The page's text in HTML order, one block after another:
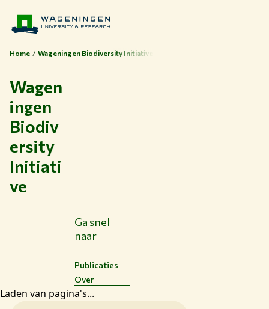
Thema's
Studeren bij WUR
Samenwerken met WUR
Over WUR
Home Wageningen Biodiversity Initiative
Wagen
ingen
Biodiv
ersity
Initiati
ve
Ga snel
naar
Publicaties
Over
Laden van pagina's...